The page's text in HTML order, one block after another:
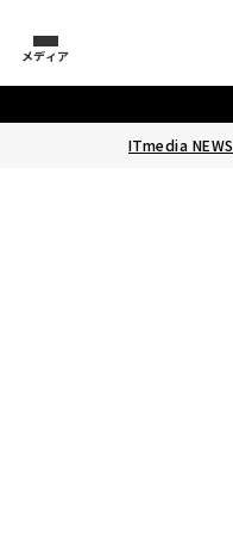
メディア
ITmedia NEWS